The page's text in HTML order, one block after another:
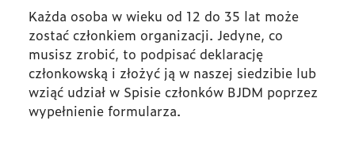
Każda osoba w wieku od 12 do 35 lat może
zostać członkiem organizacji. Jedyne, co
musisz zrobić, to podpisać deklarację
członkowską i złożyć ją w naszej siedzibie lub
wziąć udział w Spisie członków BJDM poprzez
wypełnienie formularza.